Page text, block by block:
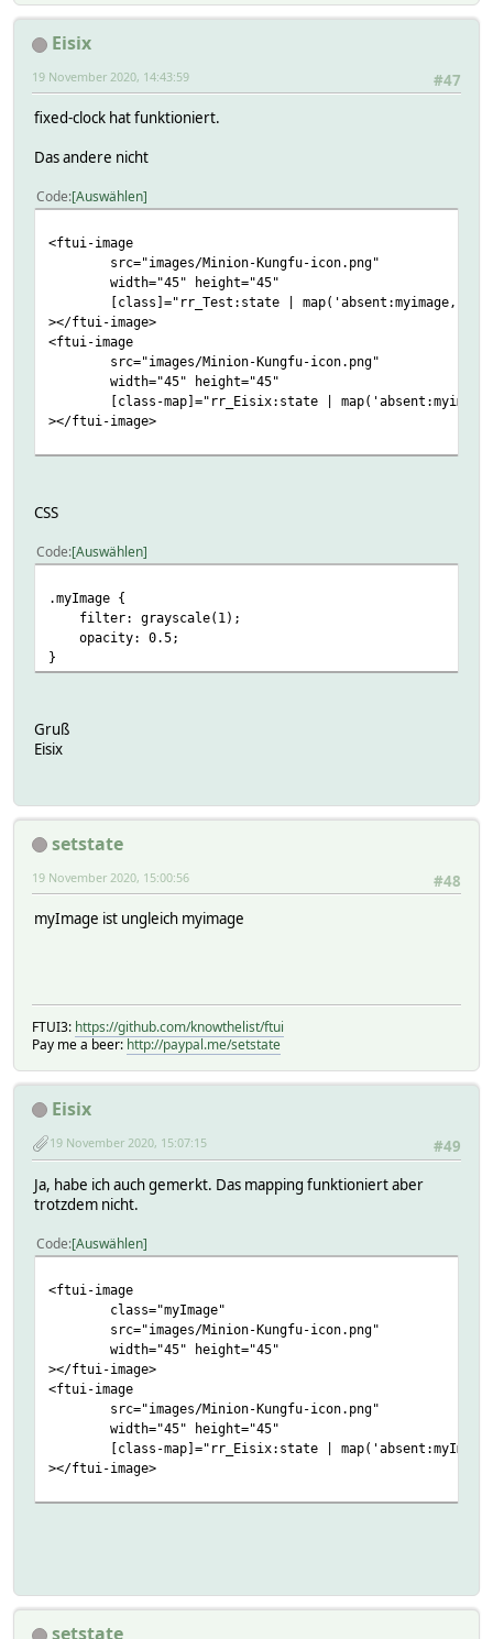
Eisix
#47
19 November 2020, 14:43:59
fixed-clock hat funktioniert.
Das andere nicht
Code Auswählen
<ftui-image
src="images/Minion-Kungfu-icon.png"
width="45" height="45"
[class]="rr_Test:state | map('absent:myimage,
></ftui-image>
<ftui-image
src="images/Minion-Kungfu-icon.png"
width="45" height="45"
[class-map]="rr_Eisix:state | map('absent:myimage,
></ftui-image>
CSS
Code Auswählen
.myImage {
filter: grayscale(1);
opacity: 0.5;
}
Gruß
Eisix
setstate
#48
19 November 2020, 15:00:56
myImage ist ungleich myimage
FTUI3: https://github.com/knowthelist/ftui
Pay me a beer: http://paypal.me/setstate
Eisix
#49
19 November 2020, 15:07:15
Ja, habe ich auch gemerkt. Das mapping funktioniert aber
trotzdem nicht.
Code Auswählen
<ftui-image
class="myImage"
src="images/Minion-Kungfu-icon.png"
width="45" height="45"
></ftui-image>
<ftui-image
src="images/Minion-Kungfu-icon.png"
width="45" height="45"
[class-map]="rr_Eisix:state | map('absent:myImage,
></ftui-image>
setstate